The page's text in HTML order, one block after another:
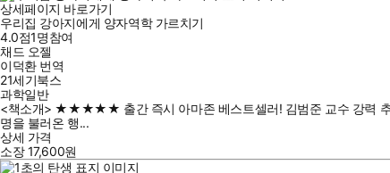
상세페이지 바로가기
우리집 강아지에게 양자역학 가르치기
4.0점1명참여
채드 오젤
이덕환번역
21세기북스
과학일반
<책소개> ★★★★★ 출간 즉시 아마존 베스트셀러! 김범준 교수 강력 추
명을 불러온 행...
상세 가격
소장17,600원